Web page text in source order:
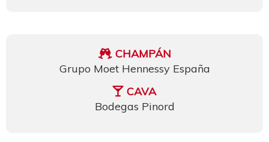
CHAMPÁN
Grupo Moet Hennessy España
CAVA
Bodegas Pinord